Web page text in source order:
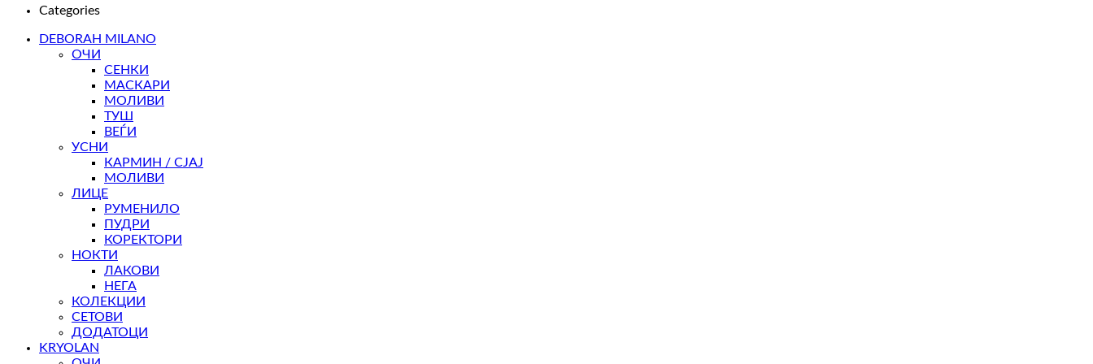
Categories
DEBORAH MILANO
ОЧИ
СЕНКИ
МАСКАРИ
МОЛИВИ
ТУШ
ВЕЃИ
УСНИ
КАРМИН / СЈАЈ
МОЛИВИ
ЛИЦЕ
РУМЕНИЛО
ПУДРИ
КОРЕКТОРИ
НОКТИ
ЛАКОВИ
НЕГА
КОЛЕКЦИИ
СЕТОВИ
ДОДАТОЦИ
KRYOLAN